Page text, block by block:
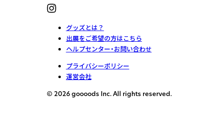
グッズとは？
出展をご希望の方はこちら
ヘルプセンター・お問い合わせ
プライバシーポリシー
運営会社
© 2026 goooods Inc. All rights reserved.